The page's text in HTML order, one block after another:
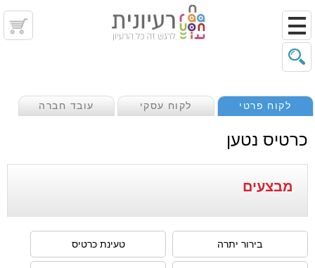
לקוח פרטי לקוח עסקי עובד חברה
כרטיס נטען
מבצעים
בירור יתרה טעינת כרטיס